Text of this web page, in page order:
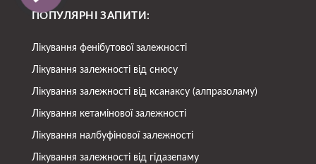
ПОПУЛЯРНІ ЗАПИТИ:
Лікування фенібутової залежності
Лікування залежності від снюсу
Лікування залежності від ксанаксу (алпразоламу)
Лікування кетамінової залежності
Лікування налбуфінової залежності
Лікування залежності від гідазепаму